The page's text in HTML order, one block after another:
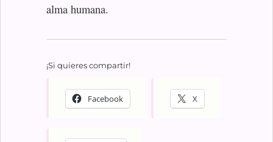
alma humana.
¡Si quieres compartir!
Facebook X